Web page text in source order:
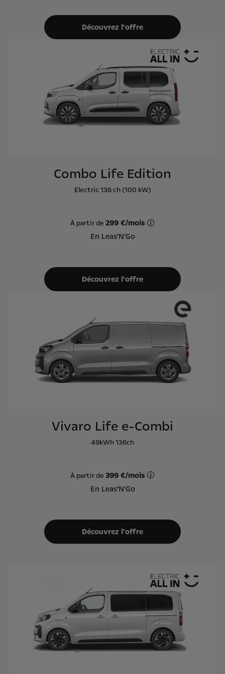
Découvrez l'offre
Combo Life Edition
Electric 136 ch (100 kW)
À partir de 299 €/mois
En Leas'N'Go
Découvrez l'offre
Vivaro Life e-Combi
49kWh 136ch
À partir de 399 €/mois
En Leas'N'Go
Découvrez l'offre